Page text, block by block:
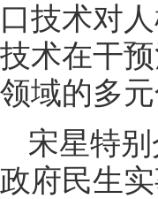
口技术对
技术在干
领域的多元
宋星特
政府民生